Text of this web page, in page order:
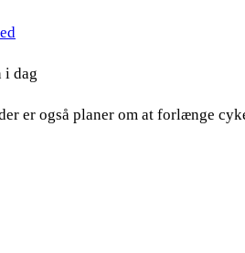
i dag
er også planer om at forlænge